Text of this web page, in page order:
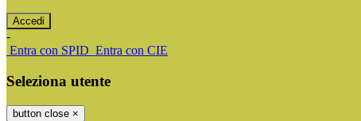
-
Entra con SPID Entra con CIE
Seleziona utente
button close ×